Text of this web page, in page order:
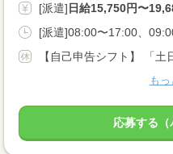
[派遣]日給15,750円〜
[派遣]08:00〜17:00、
も
応募する（